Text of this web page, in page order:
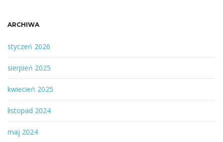
ARCHIWA
styczeń 2026
sierpień 2025
kwiecień 2025
listopad 2024
maj 2024